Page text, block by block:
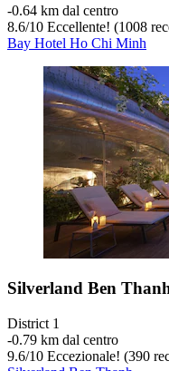
‐0.64 km dal centro
8.6/10 Eccellente! (1008
Bay Hotel Ho Chi Minh
Silverland Ben
District 1
‐0.79 km dal centro
9.6/10 Eccezionale! (390